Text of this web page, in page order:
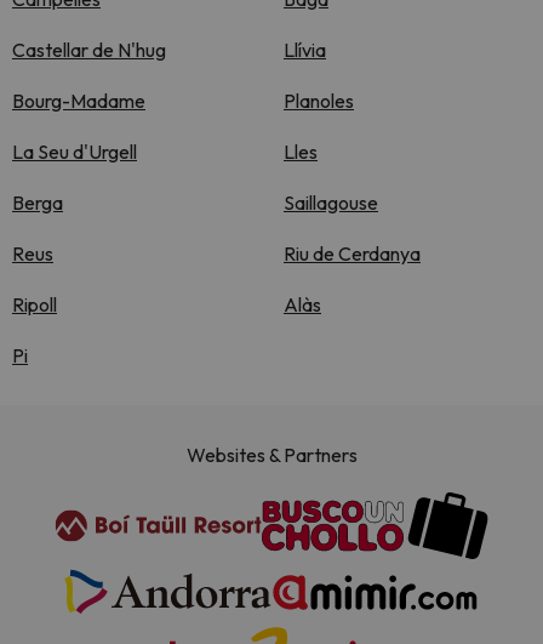
Castellar de N'hug Llívia
Bourg-Madame Planoles
La Seu d'Urgell Lles
Berga Saillagouse
Reus Riu de Cerdanya
Ripoll Alàs
Pi
Websites & Partners